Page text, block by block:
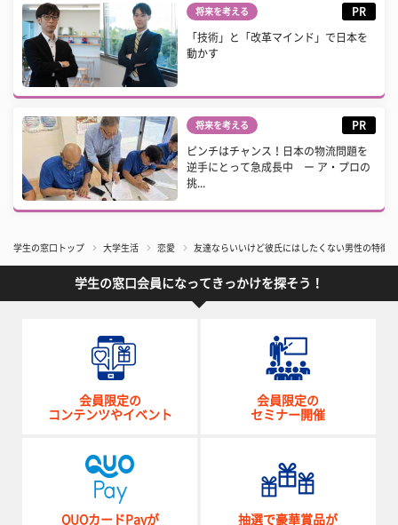
将来を考える PR
「技術」と「改革マインド」で日本を
動かす
将来を考える PR
ピンチはチャンス！日本の物流問題を
逆手にとって急成長中 ー ア・プロの
挑...
学生の窓口トップ 大学生活 恋愛 友達ならいいけど彼氏にはしたくない男性の特徴4
学生の窓口会員になってきっかけを探そう！
会員限定の
コンテンツやイベント
会員限定の
セミナー開催
QUOカードPayが 抽選で豪華賞品が